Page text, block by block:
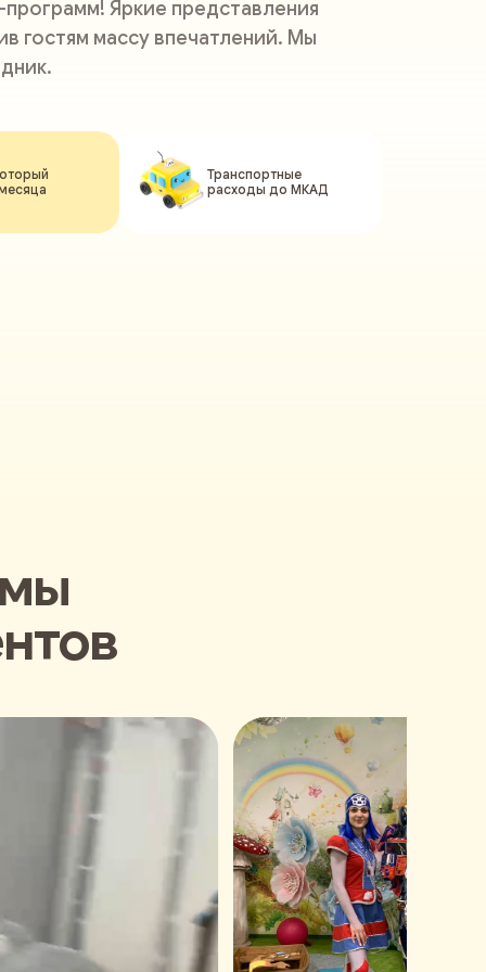
Яркие представления
гостям массу впечатлений. Мы
Транспортные
расходы до МКАД